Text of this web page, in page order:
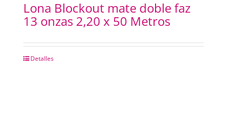
Lona Blockout mate doble faz
13 onzas 2,20 x 50 Metros
Detalles